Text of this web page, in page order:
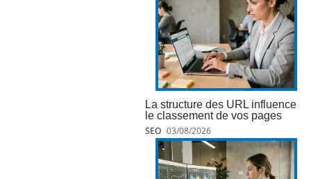
La structure des URL influence
le classement de vos pages
SEO 03/08/2026